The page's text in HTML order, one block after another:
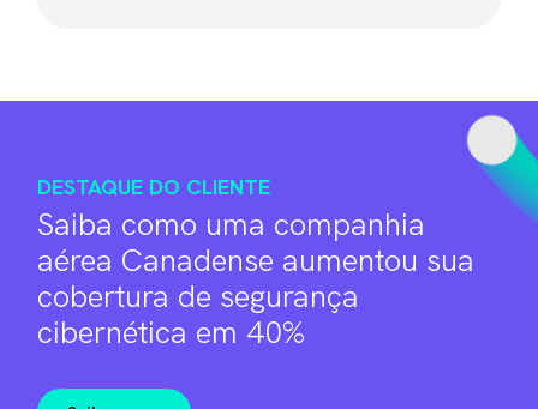
DESTAQUE DO CLIENTE
Saiba como uma companhia
aérea Canadense aumentou sua
cobertura de segurança
cibernética em 40%